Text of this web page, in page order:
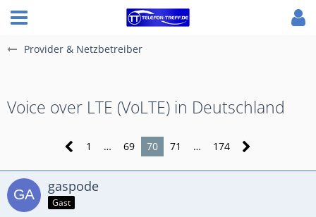
Provider & Netzbetreiber
Voice over LTE (VoLTE) in Deutschland
1 … 69 70 71 … 174
gaspode
Gast